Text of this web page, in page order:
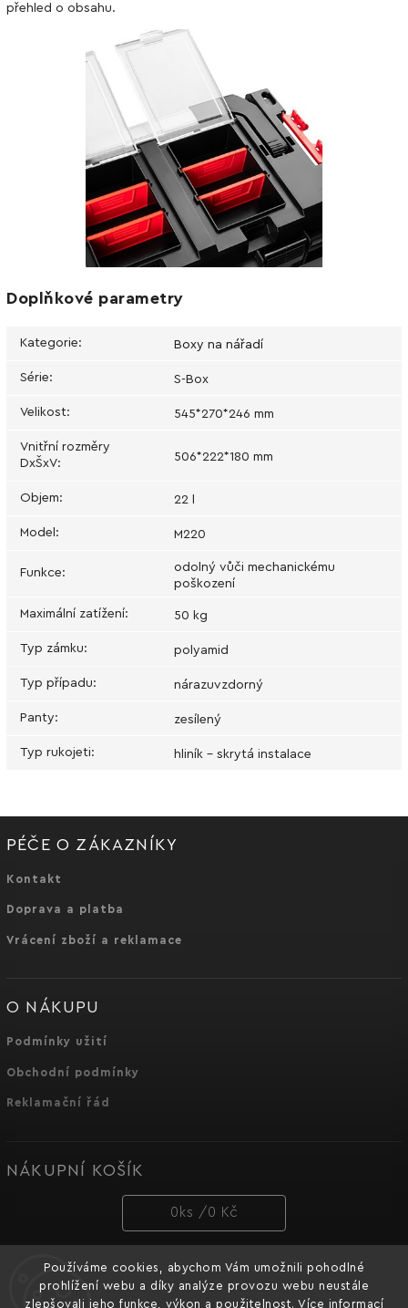
Používáme cookies, abychom Vám umožnili pohodlné
prohlížení webu a díky analýze provozu webu neustále
zlepšovali jeho funkce, výkon a použitelnost. Více informací
přehled o obsahu.
Doplňkové parametry
Kategorie: Boxy na nářadí
Série: S-Box
Velikost: 545*270*246 mm
Vnitřní rozměry
DxŠxV: 506*222*180 mm
Objem: 22 l
Model : M220
Funkce:
odolný vůči mechanickému
poškození
Maximální zatížení: 50 kg
Typ zámku: polyamid
Typ případu: nárazuvzdorný
Panty: zesílený
Typ rukojeti: hliník - skrytá instalace
PÉČE O ZÁKAZNÍKY
Kontakt
Doprava a platba
Vrácení zboží a reklamace
O NÁKUPU
Podmínky užití
Obchodní podmínky
Reklamační řád
NÁKUPNÍ KOŠÍK
0 ks / 0 Kč
PŘIJÍMÁME ONLINE PLATBY